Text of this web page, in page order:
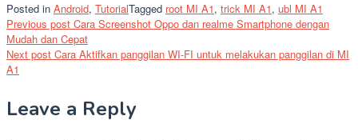
Posted in Android, TutorialTagged root MI A1, trick MI A1, ubl MI A1
Post
navigation
Previous post Cara Screenshot Oppo dan realme Smartphone dengan
Mudah dan Cepat
Next post Cara Aktifkan panggilan WI-FI untuk melakukan panggilan di MI
A1
Leave a Reply